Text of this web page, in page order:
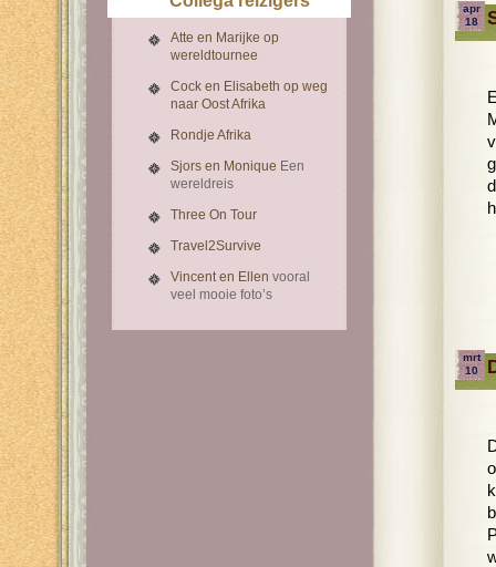
Atte en Marijke op
wereldtournee
Cock en Elisabeth op weg
naar Oost Afrika
Rondje Afrika
Sjors en Monique Een
wereldreis
Three On Tour
Travel2Survive
Vincent en Ellen vooral
veel mooie foto’s
apr
18
mrt
10